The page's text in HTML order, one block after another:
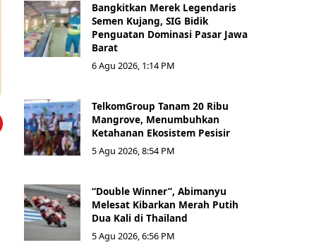
Bangkitkan Merek Legendaris
Semen Kujang, SIG Bidik
Penguatan Dominasi Pasar Jawa
Barat
6 Agu 2026, 1:14 PM
TelkomGroup Tanam 20 Ribu
Mangrove, Menumbuhkan
Ketahanan Ekosistem Pesisir
5 Agu 2026, 8:54 PM
“Double Winner”, Abimanyu
Melesat Kibarkan Merah Putih
Dua Kali di Thailand
5 Agu 2026, 6:56 PM